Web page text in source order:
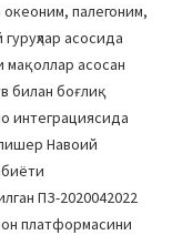
океоним, палегоним,
асосида
мақоллар асосан
билан боғлиқ
интеграциясида
Навоий
ПЗ-2020042022
платформасини